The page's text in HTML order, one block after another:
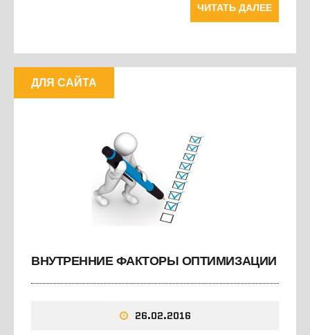
ЧИТАТЬ ДАЛЕЕ
ДЛЯ САЙТА
ВНУТРЕННИЕ ФАКТОРЫ ОПТИМИЗАЦИИ
26.02.2016